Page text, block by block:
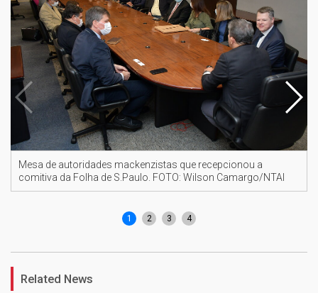
Mesa de autoridades mackenzistas que recepcionou a
comitiva da Folha de S.Paulo. FOTO: Wilson Camargo/NTAI
1 2 3 4
Related News